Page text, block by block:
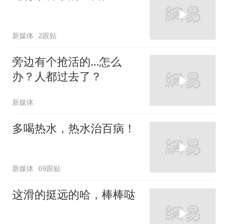
新媒体 2跟贴
旁边有个抢活的…怎么
办？人都过去了？
新媒体
多喝热水，热水治百病！
新媒体 69跟贴
这滑的挺远的哈，棒棒哒